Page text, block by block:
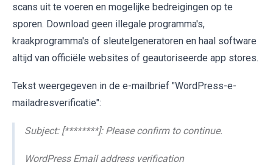
scans uit te voeren en mogelijke bedreigingen op te
sporen. Download geen illegale programma's,
kraakprogramma's of sleutelgeneratoren en haal software
altijd van officiële websites of geautoriseerde app stores.
Tekst weergegeven in de e-mailbrief "WordPress-e-
mailadresverificatie":
Subject: [********]: Please confirm to continue.
WordPress Email address verification